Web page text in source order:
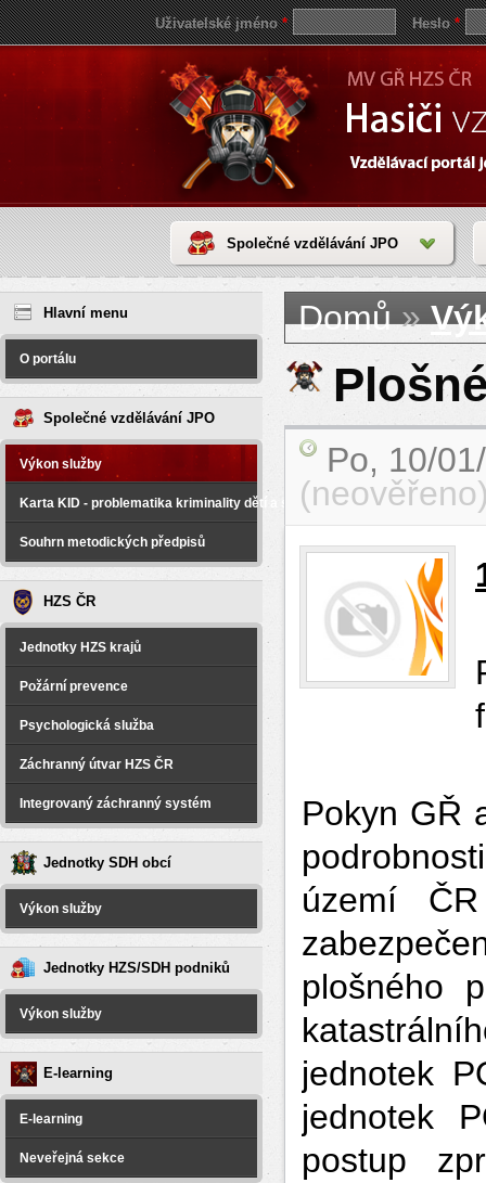
Uživatelské jméno* Heslo*
Společné vzdělávání JPO
Hlavní menu
O portálu
Společné vzdělávání JPO
Výkon služby
Karta KID - problematika kriminality dětí a spáchané na dětech
Souhrn metodických předpisů
HZS ČR
Jednotky HZS krajů
Požární prevence
Psychologická služba
Záchranný útvar HZS ČR
Integrovaný záchranný systém
Jednotky SDH obcí
Výkon služby
Jednotky HZS/SDH podniků
Výkon služby
E-learning
E-learning
Neveřejná sekce
Jste zde
Domů»
Po, 10/
Pokyn GŘ
území
plošného
jednotek
jednotek
postup
save
reddit
video
coloring
pages
love
horoscope
today